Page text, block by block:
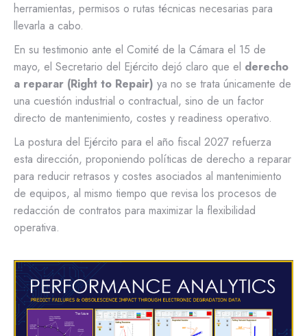
herramientas, permisos o rutas técnicas necesarias para
llevarla a cabo.
En su testimonio ante el Comité de la Cámara el 15 de
mayo, el Secretario del Ejército dejó claro que el derecho
a reparar (Right to Repair) ya no se trata únicamente de
una cuestión industrial o contractual, sino de un factor
directo de mantenimiento, costes y readiness operativo.
La postura del Ejército para el año fiscal 2027 refuerza
esta dirección, proponiendo políticas de derecho a reparar
para reducir retrasos y costes asociados al mantenimiento
de equipos, al mismo tiempo que revisa los procesos de
redacción de contratos para maximizar la flexibilidad
operativa.